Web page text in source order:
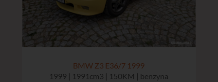
BMW Z3 E36/7 1999
1999 | 1991cm3 | 150KM | benzyna